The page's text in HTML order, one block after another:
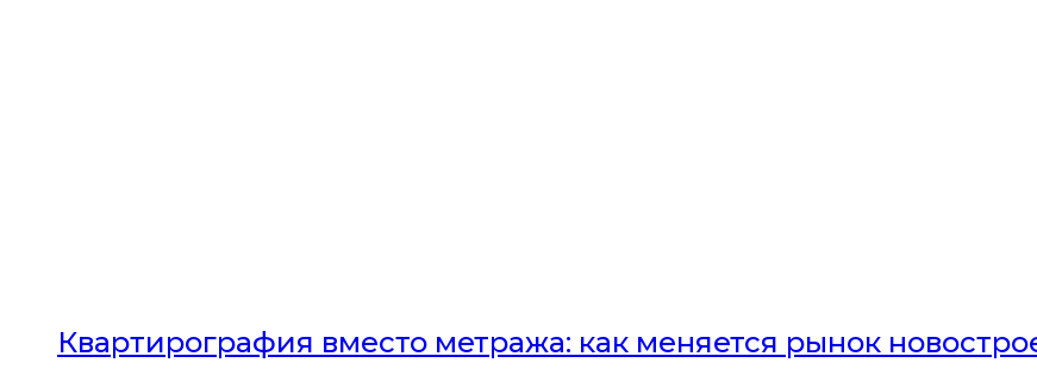
Квартирография вместо метража: как меняется рынок